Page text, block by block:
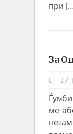
при
За
27